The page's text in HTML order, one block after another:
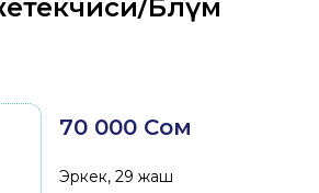
Бөлүм
70 000 Сом
Эркек, 29 жаш